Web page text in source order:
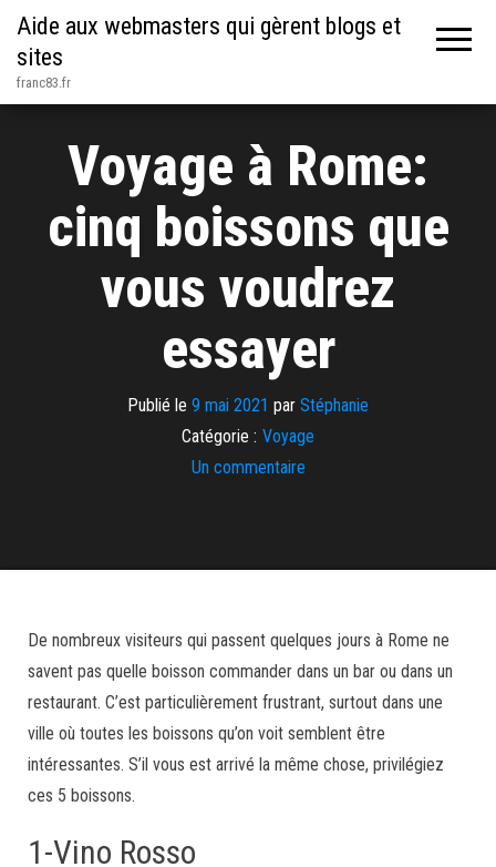
Aide aux webmasters qui gèrent blogs et
sites
franc83.fr
Voyage à Rome:
cinq boissons que
vous voudrez
essayer
Publié le 9 mai 2021 par Stéphanie
Catégorie : Voyage
Un commentaire
De nombreux visiteurs qui passent quelques jours à Rome ne
savent pas quelle boisson commander dans un bar ou dans un
restaurant. C’est particulièrement frustrant, surtout dans une
ville où toutes les boissons qu’on voit semblent être
intéressantes. S’il vous est arrivé la même chose, privilégiez
ces 5 boissons.
1-Vino Rosso